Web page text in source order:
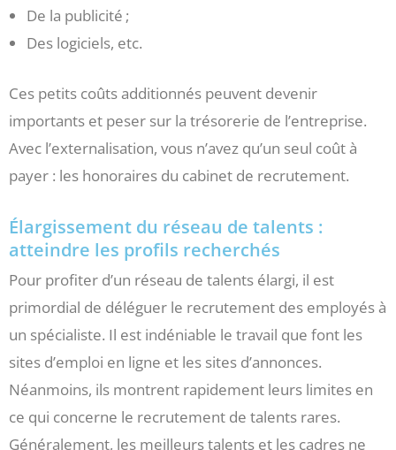
De la publicité ;
Des logiciels, etc.
Ces petits coûts additionnés peuvent devenir
importants et peser sur la trésorerie de l’entreprise.
Avec l’externalisation, vous n’avez qu’un seul coût à
payer : les honoraires du cabinet de recrutement.
Élargissement du réseau de talents :
atteindre les profils recherchés
Pour profiter d’un réseau de talents élargi, il est
primordial de déléguer le recrutement des employés à
un spécialiste. Il est indéniable le travail que font les
sites d’emploi en ligne et les sites d’annonces.
Néanmoins, ils montrent rapidement leurs limites en
ce qui concerne le recrutement de talents rares.
Généralement, les meilleurs talents et les cadres ne